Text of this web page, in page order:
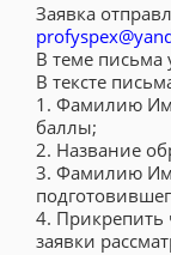
Заявка
В теме
В тексте
1. Фамилию
баллы;
2. Название
3. Фамилию
4. Прикрепить
заявки